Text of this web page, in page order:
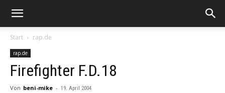
Start rap.de
rap.de
Firefighter F.D.18
Von beni-mike - 19. April 2004